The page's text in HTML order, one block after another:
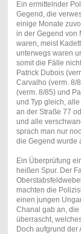
Ein ermittelnder
Gegend, die
einige Monate
in der Gegend von
waren, meist
unterwegs waren
somit die Fälle
Patrick Dubois
Carvalho (verm. 8/
(verm. 8/85) und
und Typ gleich,
an der Straße 77
und alle
sprach man nur
die Gegend wurde
Ein Überprüfung
heißen Spur. Der
machten die
einen jungen
Chanal gab an,
überrascht,
Doch aufgrund der